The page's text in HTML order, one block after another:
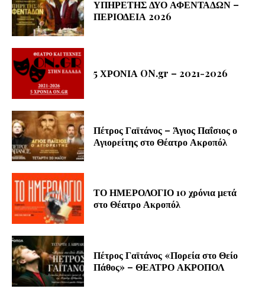
ΥΠΗΡΕΤΗΣ ΔΥΟ ΑΦΕΝΤΑΔΩΝ –
ΠΕΡΙΟΔΕΙΑ 2026
5 ΧΡΟΝΙΑ ON.gr – 2021-2026
Πέτρος Γαϊτάνος – Άγιος Παΐσιος ο
Αγιορείτης στο Θέατρο Ακροπόλ
ΤΟ ΗΜΕΡΟΛΟΓΙΟ 10 χρόνια μετά
στο Θέατρο Ακροπόλ
Πέτρος Γαϊτάνος «Πορεία στο Θείο
Πάθος» – ΘΕΑΤΡΟ ΑΚΡΟΠΟΛ